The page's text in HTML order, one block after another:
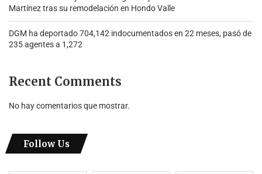
Martínez tras su remodelación en Hondo Valle
DGM ha deportado 704,142 indocumentados en 22 meses, pasó de
235 agentes a 1,272
Recent Comments
No hay comentarios que mostrar.
Follow Us